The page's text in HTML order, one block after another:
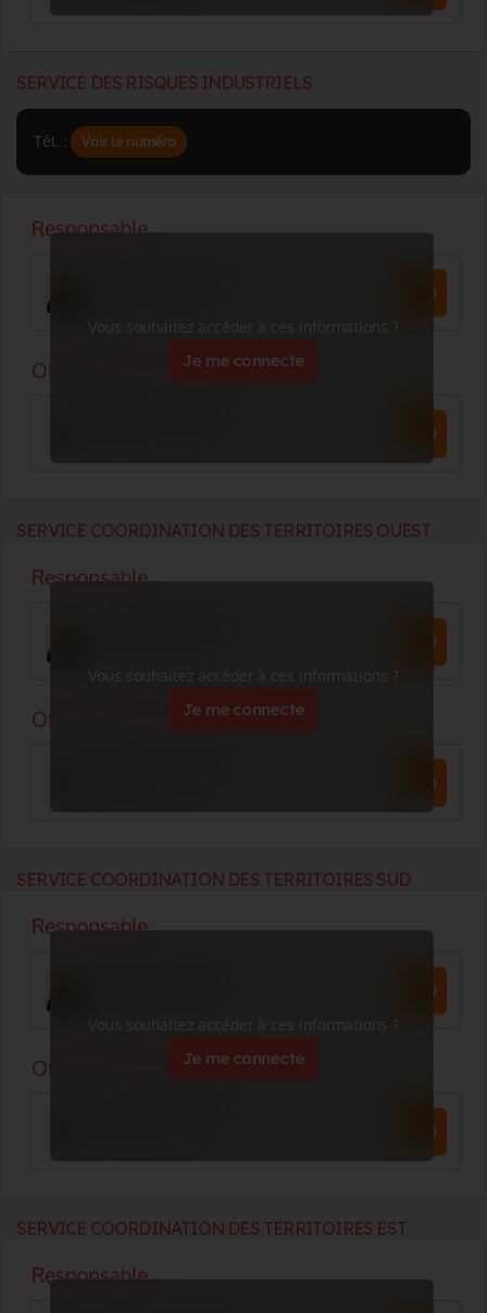
SERVICE DES RISQUES INDUSTRIELS
Tél. : Voir le numéro
Vous souhaitez accéder à ces informations ?
Je me connecte
SERVICE COORDINATION DES TERRITOIRES OUEST
Vous souhaitez accéder à ces informations ?
Je me connecte
SERVICE COORDINATION DES TERRITOIRES SUD
Vous souhaitez accéder à ces informations ?
Je me connecte
SERVICE COORDINATION DES TERRITOIRES EST